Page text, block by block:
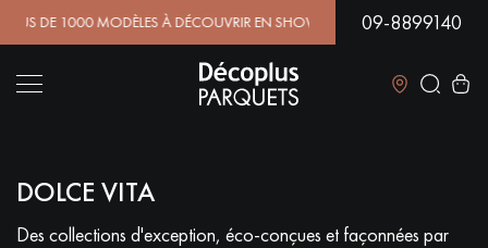
MODÈLES À DÉCOUVRIR EN SHOWROOM |09-8899140
LES RECHERCHES LES PLUS COURANTES
DOLCE VITA
Des collections d'exception, éco-conçues et façonnées par